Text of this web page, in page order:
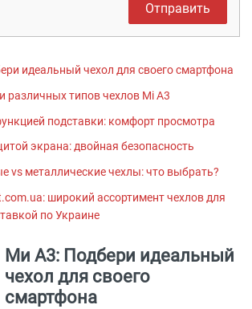
Отправить
идеальный чехол для своего смартфона
различных типов чехлов Mi A3
подставки: комфорт просмотра
экрана: двойная безопасность
vs металлические чехлы: что выбрать?
широкий ассортимент чехлов для
по Украине
Ми А3: Подбери идеальный
чехол для своего
смартфона